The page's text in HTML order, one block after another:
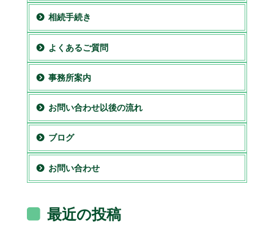
相続手続き
よくあるご質問
事務所案内
お問い合わせ以後の流れ
ブログ
お問い合わせ
最近の投稿